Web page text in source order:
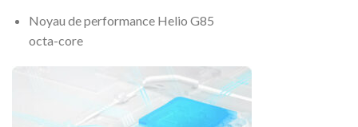
Noyau de performance Helio G85
octa-core